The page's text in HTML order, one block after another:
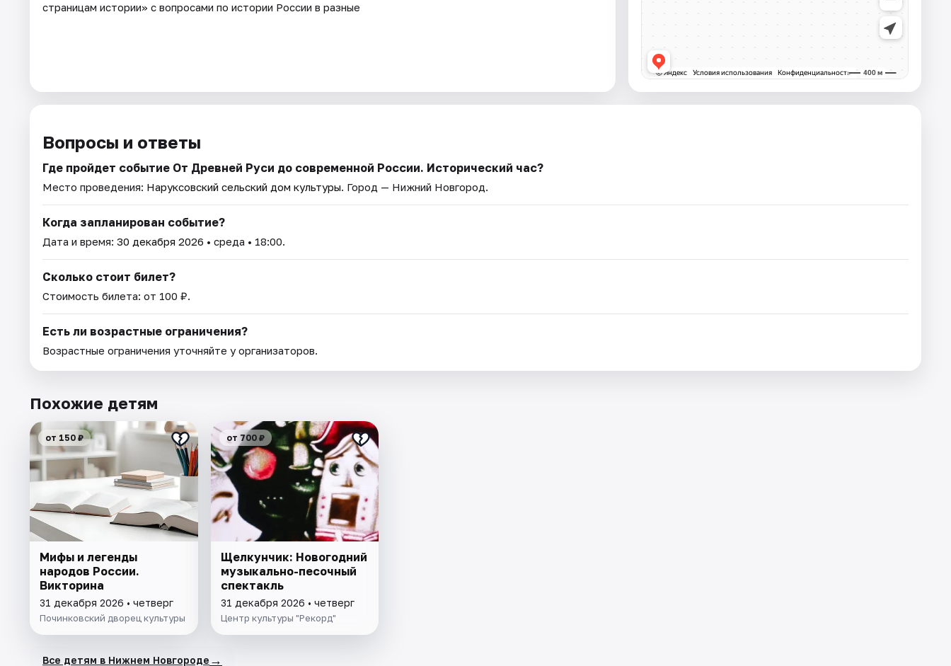
страницам истории» с вопросами по истории России в разные
Вопросы и ответы
Где пройдет событие От Древней Руси до современной России. Исторический час?
Место проведения: Наруксовский сельский дом культуры. Город — Нижний Новгород.
Когда запланирован событие?
Дата и время: 30 декабря 2026 • среда • 18:00.
Сколько стоит билет?
Стоимость билета: от 100 ₽.
Есть ли возрастные ограничения?
Возрастные ограничения уточняйте у организаторов.
Похожие детям
от 150 ₽
Мифы и легенды
народов России.
Викторина
31 декабря 2026 • четверг
Починковский дворец культуры
от 700 ₽
Щелкунчик: Новогодний
музыкально-песочный
спектакль
31 декабря 2026 • четверг
Центр культуры "Рекорд"
Все детям в Нижнем Новгороде →